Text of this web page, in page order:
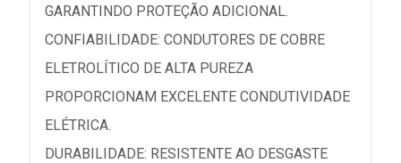
GARANTINDO PROTEÇÃO ADICIONAL.
CONFIABILIDADE: CONDUTORES DE COBRE
ELETROLÍTICO DE ALTA PUREZA
PROPORCIONAM EXCELENTE CONDUTIVIDADE
ELÉTRICA.
DURABILIDADE: RESISTENTE AO DESGASTE